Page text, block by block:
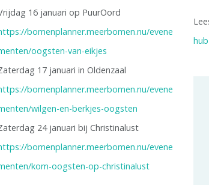
16 januari op PuurOord
bomenplanner.meerbomen.nu/evene
oogsten-van-eikjes
17 januari in Oldenzaal
bomenplanner.meerbomen.nu/evene
wilgen-en-berkjes-oogsten
24 januari bij Christinalust
bomenplanner.meerbomen.nu/evene
kom-oogsten-op-christinalust